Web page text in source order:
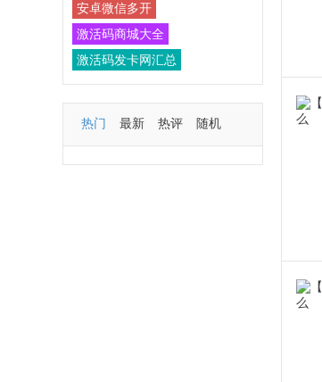
安卓微信多开
激活码商城大全
激活码发卡网汇总
热门 最新 热评 随机